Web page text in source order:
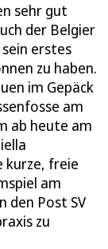
sehr gut
der Belgier
erstes
zu haben.
im Gepäck
am
ab heute am
kurze, freie
am
den Post SV
zu